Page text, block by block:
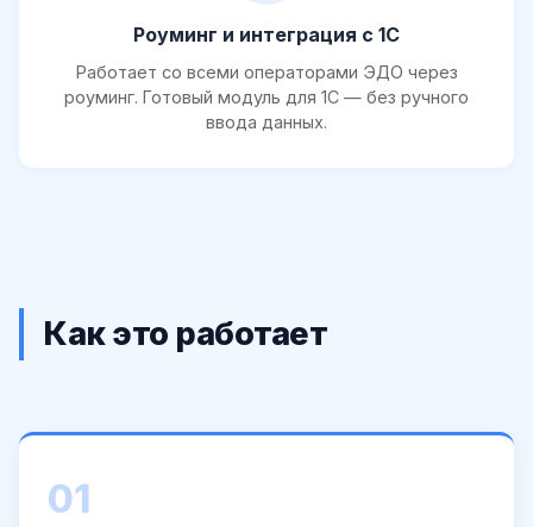
Роуминг и интеграция с 1С
Работает со всеми операторами ЭДО через
роуминг. Готовый модуль для 1С — без ручного
ввода данных.
Как это работает
01